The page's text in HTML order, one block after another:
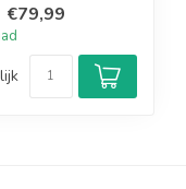
€79,99